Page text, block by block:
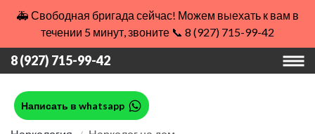
🚑 Свободная бригада сейчас! Можем выехать к вам в
течении 5 минут, звоните 📞 8 (927) 715-99-42
8 (927) 715-99-42
Написать в whatsapp